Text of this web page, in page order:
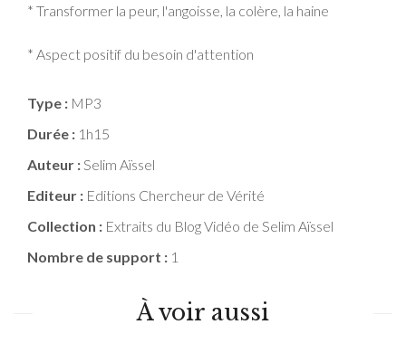
* Transformer la peur, l'angoisse, la colère, la haine
* Aspect positif du besoin d'attention
Type : MP3
Durée : 1h15
Auteur :Selim Aïssel
Editeur : Editions Chercheur de Vérité
Collection : Extraits du Blog Vidéo de Selim Aïssel
Nombre de support : 1
À voir aussi